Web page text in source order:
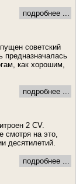
подробнее ...
советский
предназначалась
как хорошим,
подробнее ...
2 CV.
смотря на это,
десятилетий.
подробнее ...